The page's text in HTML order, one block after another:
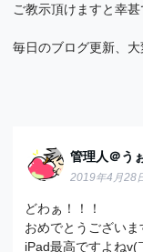
ご教示頂けますと幸甚
毎日のブログ更新、
管理人＠う
2019年4月28
どわぁ！！！
おめでとうございま
iPad最高ですよねv(